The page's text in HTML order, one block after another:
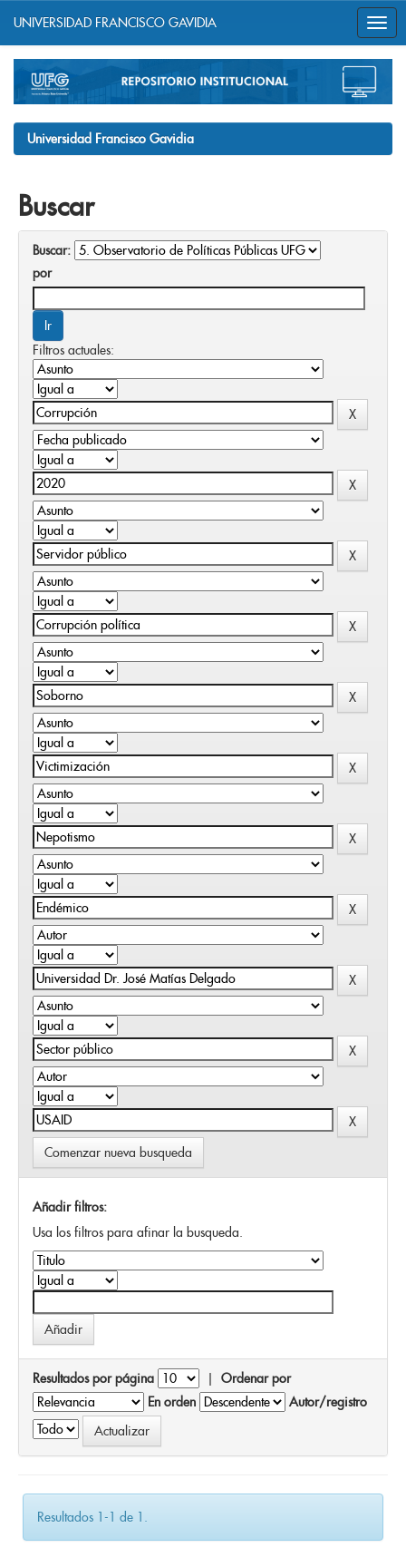
navigation
UNIVERSIDAD FRANCISCO GAVIDIA
Universidad Francisco Gavidia
Buscar
Buscar:
por
Filtros actuales:
Comenzar nueva busqueda
Añadir filtros:
Usa los filtros para afinar la busqueda.
Resultados por página | Ordenar por
En orden
Autor/registro
Resultados 1-1 de 1.